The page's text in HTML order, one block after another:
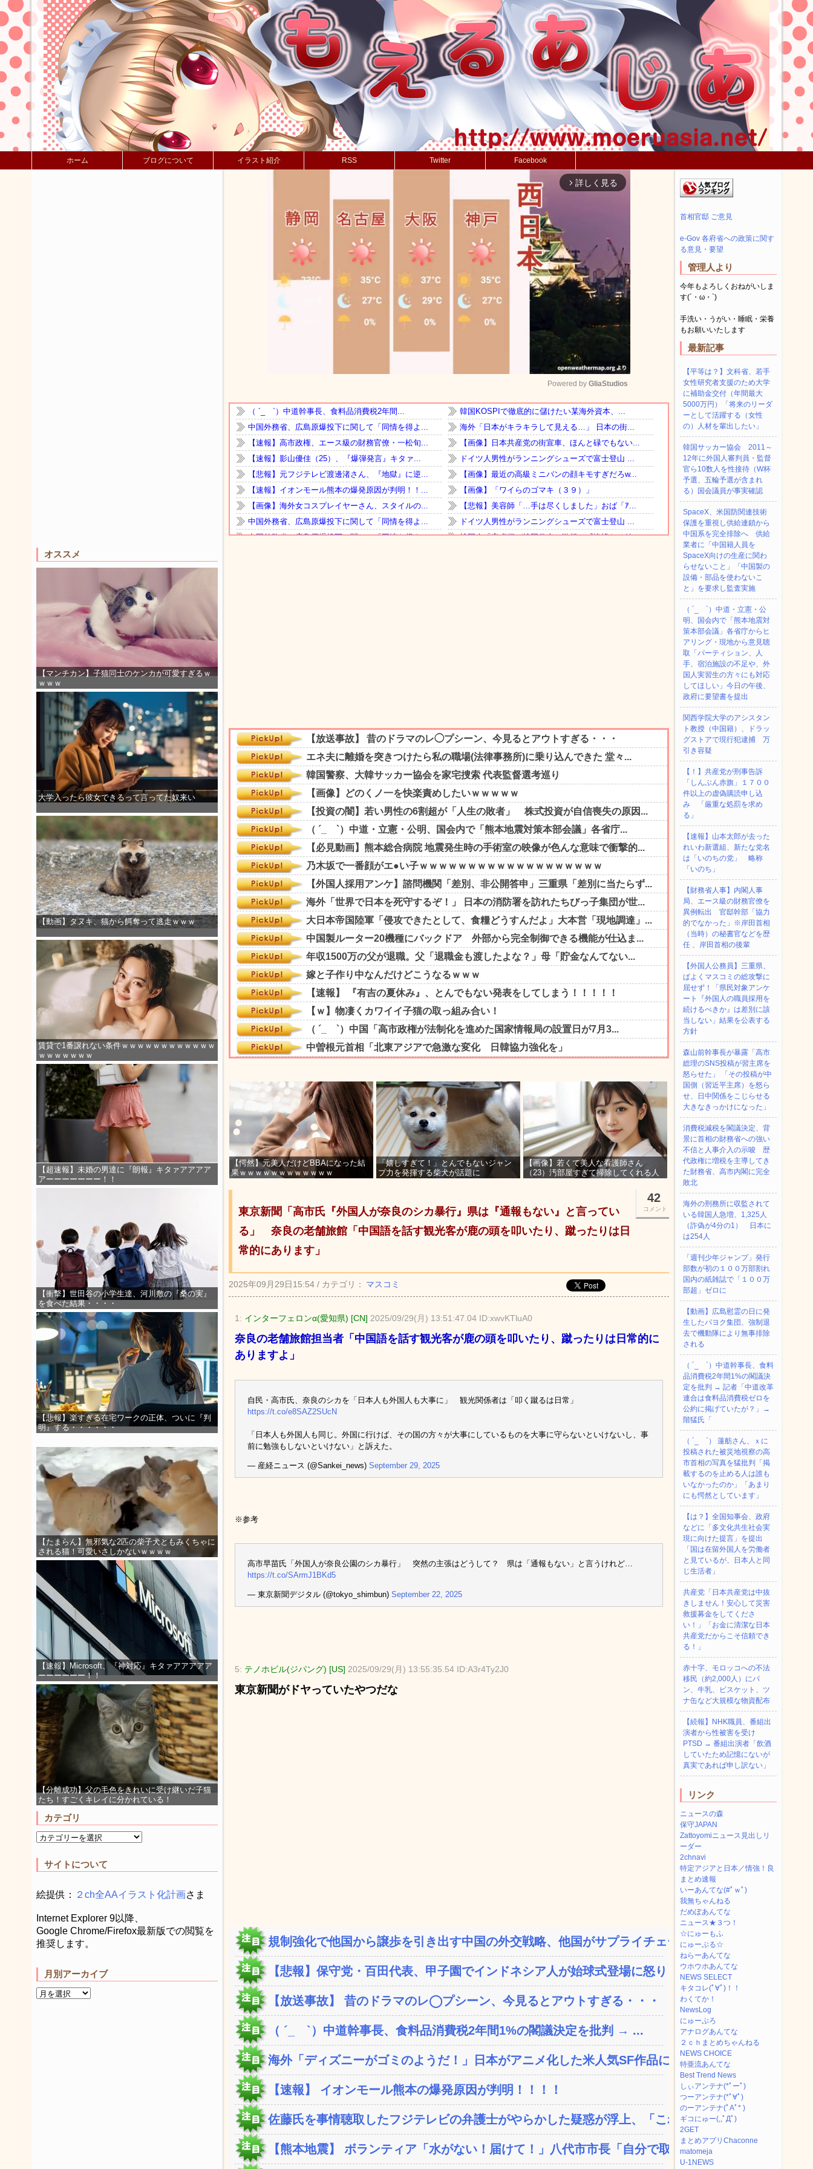
ホーム ブログについて イラスト紹介 RSS Twitter Facebook
オススメ
【マンチカン】子猫同士のケンカが可愛すぎるｗ
ｗｗｗ
大学入ったら彼女できるって言ってた奴来い
【動画】タヌキ、猫から餌奪って逃走ｗｗｗ
賃貸で1番譲れない条件ｗｗｗｗｗｗｗｗｗｗｗｗ
ｗｗｗｗｗｗｗ
【超速報】未婚の男達に『朗報』キタァアアアア
アーーーーーーー！！
【衝撃】世田谷の小学生達、河川敷の『桑の実』
を食べた結果・・・・
【悲報】楽すぎる在宅ワークの正体、ついに『判
明』する・・・・・・
【たまらん】無邪気な2匹の柴子犬ともみくちゃに
される猫！可愛いさしかないｗｗｗｗ
【速報】Microsoft、『神対応』キタァアアアアア
ーーーーーー！！
【分離成功】父の毛色をきれいに受け継いだ子猫
たち！すごくキレイに分かれている！
カテゴリ
サイトについて
絵提供： ２ch全AAイラスト化計画さま
Internet Explorer 9以降、
Google Chrome/Firefox最新版での閲覧を
推奨します。
月別アーカイブ
arrow_forward_ios 詳しく見る
Mute
Powered by GliaStudios
【愕然】元美人だけどBBAになった結
果ｗｗｗｗｗｗｗｗｗｗｗｗ
「嬉しすぎて！」とんでもないジャン
プ力を発揮する柴犬が話題に
【画像】若くて美人な看護師さん
（23）汚部屋すぎて掃除してくれる人
42
コメント
東京新聞「高市氏『外国人が奈良のシカ暴行』県は『通報もない』と言ってい
る」 奈良の老舗旅館「中国語を話す観光客が鹿の頭を叩いたり、蹴ったりは日
常的にあります」
2025年09月29日15:54 / カテゴリ： マスコミ
1: インターフェロンα(愛知県) [CN] 2025/09/29(月) 13:51:47.04 ID:xwvKTluA0
奈良の老舗旅館担当者「中国語を話す観光客が鹿の頭を叩いたり、蹴ったりは日常的に
ありますよ」
自民・高市氏、奈良のシカを「日本人も外国人も大事に」 観光関係者は「叩く蹴るは日常」
https://t.co/e8SAZ2SUcN
「日本人も外国人も同じ。外国に行けば、その国の方々が大事にしているものを大事に守らないといけないし、事
前に勉強もしないといけない」と訴えた。
— 産経ニュース (@Sankei_news) September 29, 2025
※参考
高市早苗氏「外国人が奈良公園のシカ暴行」 突然の主張はどうして？ 県は「通報もない」と言うけれど…
https://t.co/SArmJ1BKd5
— 東京新聞デジタル (@tokyo_shimbun) September 22, 2025
5: テノホビル(ジパング) [US] 2025/09/29(月) 13:55:35.54 ID:A3r4Ty2J0
東京新聞がドヤっていたやつだな
規制強化で他国から譲歩を引き出す中国の外交戦略、他国がサプライチェーン...
【悲報】保守党・百田代表、甲子園でインドネシア人が始球式登場に怒り「甲...
【放送事故】 昔のドラマのレ◯プシーン、今見るとアウトすぎる・・・
（ ´_ゝ`）中道幹事長、食料品消費税2年間1%の閣議決定を批判 → ...
海外「ディズニーがゴミのようだ！」日本がアニメ化した米人気SF作品に絶...
【速報】 イオンモール熊本の爆発原因が判明！！！！
佐藤氏を事情聴取したフジテレビの弁護士がやらかした疑惑が浮上、「これが...
【熊本地震】 ボランティア「水がない！届けて！」八代市市長「自分で取り...
首相官邸 ご意見
e-Gov 各府省への政策に関す
る意見・要望
管理人より
今年もよろしくおねがいしま
す(´・ω・`)
手洗い・うがい・睡眠・栄養
もお願いいたします
最新記事
【平等は？】文科省、若手
女性研究者支援のため大学
に補助金交付（年間最大
5000万円）「将来のリーダ
ーとして活躍する（女性
の）人材を輩出したい」
韓国サッカー協会 2011～
12年に外国人審判員・監督
官ら10数人を性接待（W杯
予選、五輪予選が含まれ
る）国会議員が事実確認
SpaceX、米国防関連技術
保護を重視し供給連鎖から
中国系を完全排除へ 供給
業者に「中国籍人員を
SpaceX向けの生産に関わ
らせないこと」「中国製の
設備・部品を使わないこ
と」を要求し監査実施
（ ´_ゝ`）中道・立憲・公
明、国会内で「熊本地震対
策本部会議」各省庁からヒ
アリング・現地から意見聴
取「パーティション、人
手、宿泊施設の不足や、外
国人実習生の方々にも対応
してほしい」今日の午後、
政府に要望書を提出
関西学院大学のアシスタン
ト教授（中国籍）、ドラッ
グストアで現行犯逮捕 万
引き容疑
【！】共産党が刑事告訴
「しんぶん赤旗」１７００
件以上の虚偽購読申し込
み 「厳重な処罰を求め
る」
【速報】山本太郎が去った
れいわ新選組、新たな党名
は「いのちの党」 略称
「いのち」
【財務省人事】内閣人事
局、エース級の財務官僚を
異例転出 官邸幹部「協力
的でなかった」※岸田首相
（当時）の秘書官などを歴
任 、岸田首相の後輩
【外国人公務員】三重県、
ぱよくマスコミの総攻撃に
屈せず！「県民対象アンケ
ート『外国人の職員採用を
続けるべきか』は差別に該
当しない」結果を公表する
方針
森山前幹事長が暴露「高市
総理のSNS投稿が習主席を
怒らせた」 「その投稿が中
国側（習近平主席）を怒ら
せ、日中関係をこじらせる
大きなきっかけになった」
消費税減税を閣議決定、背
景に首相の財務省への強い
不信と人事介入の示唆 歴
代政権に増税を主導してき
た財務省、高市内閣に完全
敗北
海外の刑務所に収監されて
いる韓国人急増、1,325人
（詐偽が4分の1） 日本に
は254人
「週刊少年ジャンプ」発行
部数が初の１００万部割れ
国内の紙雑誌で「１００万
部超」ゼロに
【動画】広島慰霊の日に発
生したパヨク集団、強制退
去で機動隊により無事排除
される
（ ´_ゝ`）中道幹事長、食料
品消費税2年間1%の閣議決
定を批判 → 記者「中道改革
連合は食料品消費税ゼロを
公約に掲げていたが？」→
階猛氏「
（ ´_ゝ`） 蓮舫さん、ｘに
投稿された被災地視察の高
市首相の写真を猛批判「掲
載するのを止める人は誰も
いなかったのか」「あまり
にも愕然としています」
【は？】全国知事会、政府
などに「多文化共生社会実
現に向けた提言」を提出
「国は在留外国人を労働者
と見ているが、日本人と同
じ生活者」
共産党「日本共産党は中抜
きしません！安心して災害
救援募金をしてくださ
い！」「お金に清潔な日本
共産党だからこそ信頼でき
る！」
赤十字、モロッコへの不法
移民（約2,000人）にパ
ン、牛乳、ビスケット、ツ
ナ缶など大規模な物資配布
【続報】NHK職員、番組出
演者から性被害を受け
PTSD → 番組出演者「飲酒
していたため記憶にないが
真実であれば申し訳ない」
リンク
ニュースの森
保守JAPAN
Zattoyomiニュース見出しリ
ーダー
2chnavi
特定アジアと日本／情強！良
まとめ速報
いーあんてな(#ﾟｗﾟ)
我無ちゃんねる
だめぽあんてな
ニュース★３つ！
☆にゅーもふ
にゅーぷる☆
ねらーあんてな
ウホウホあんてな
NEWS SELECT
キタコレ(ﾟ∀ﾟ)！！
わくてか！
NewsLog
にゅーぷろ
アナログあんてな
２ｃｈまとめちゃんねる
NEWS CHOICE
特亜流あんてな
Best Trend News
しぃアンテナ(*ﾟーﾟ)
つーアンテナ(*ﾟ∀ﾟ)
のーアンテナ(ﾟAﾟ* )
ギコにゅー(,,ﾟДﾟ)
2GET
まとめアプリChaconne
matomeja
U-1NEWS